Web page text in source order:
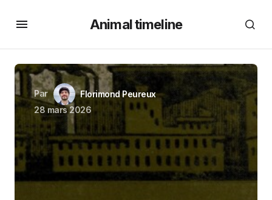
Animal timeline
Par
Florimond Peureux
28 mars 2026